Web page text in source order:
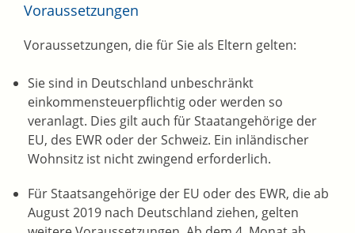
Voraussetzungen
Voraussetzungen, die für Sie als Eltern gelten:
Sie sind in Deutschland unbeschränkt
einkommensteuerpflichtig oder werden so
veranlagt. Dies gilt auch für Staatangehörige der
EU, des EWR oder der Schweiz. Ein inländischer
Wohnsitz ist nicht zwingend erforderlich.
Für Staatsangehörige der EU oder des EWR, die ab
August 2019 nach Deutschland ziehen, gelten